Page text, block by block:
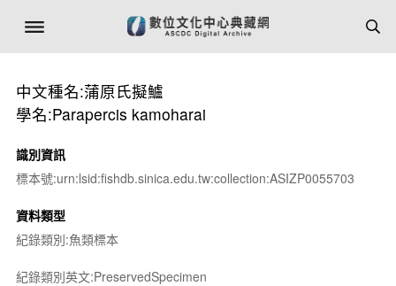
中文種名:蒲原氏擬鱸
學名:Parapercis kamoharai
識別資訊
標本號:urn:lsid:fishdb.sinica.edu.tw:collection:ASIZP0055703
資料類型
紀錄類別:魚類標本
紀錄類別英文:PreservedSpecimen